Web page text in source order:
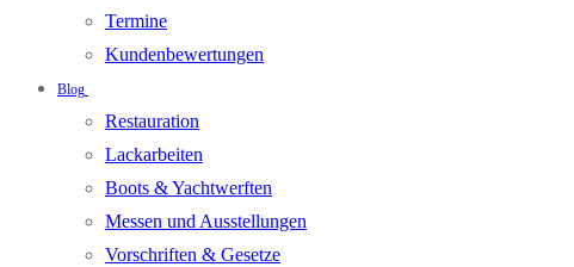
Termine
Kundenbewertungen
Blog
Restauration
Lackarbeiten
Boots & Yachtwerften
Messen und Ausstellungen
Vorschriften & Gesetze